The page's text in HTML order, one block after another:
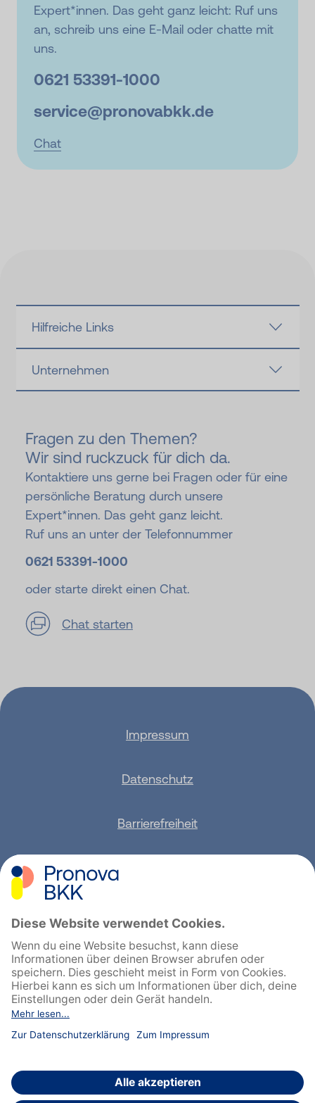
Expert*innen. Das geht ganz leicht: Ruf uns
an, schreib uns eine E-Mail oder chatte mit
uns.
0621 53391-1000
service@pronovabkk.de
Chat
Hilfreiche Links
Unternehmen
Fragen zu den Themen?
Wir sind ruckzuck für dich da.
Kontaktiere uns gerne bei Fragen oder für eine
persönliche Beratung durch unsere
Expert*innen. Das geht ganz leicht.
Ruf uns an unter der Telefonnummer
0621 53391-1000
oder starte direkt einen Chat.
Chat starten
Impressum
Datenschutz
Barrierefreiheit
English
Cookie-Einstellungen